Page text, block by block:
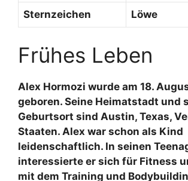
Sternzeichen Löwe
Frühes Leben
Alex Hormozi wurde am 18.
geboren. Seine Heimatstadt und
Geburtsort sind Austin, Texas,
Staaten. Alex war schon als Kind
leidenschaftlich. In seinen
interessierte er sich für Fitness
mit dem Training und